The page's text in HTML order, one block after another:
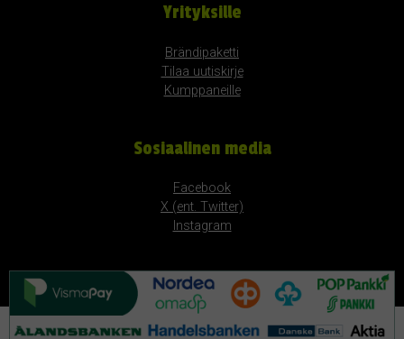
Yrityksille
Brändipaketti
Tilaa uutiskirje
Kumppaneille
Sosiaalinen media
Facebook
X (ent. Twitter)
Instagram